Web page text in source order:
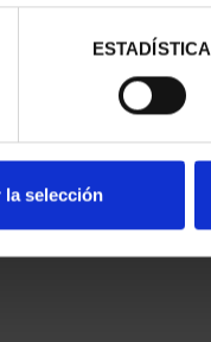
ESTADÍSTICA
la selección